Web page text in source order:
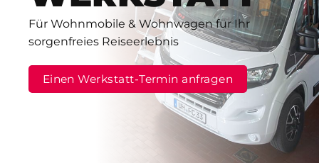
Für Wohnmobile & Wohnwagenfür Ihr
sorgenfreies Reiseerlebnis
Einen Werkstatt-Termin anfragen